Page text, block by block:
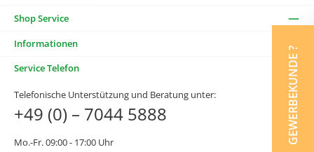
Shop Service
Informationen
Service Telefon
Telefonische Unterstützung und Beratung unter:
+49 (0) – 7044 5888
Mo.-Fr. 09:00 - 17:00 Uhr GEWERBEKUNDE ?